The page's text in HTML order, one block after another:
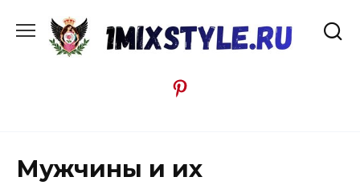
содержанию
Мужчины и их